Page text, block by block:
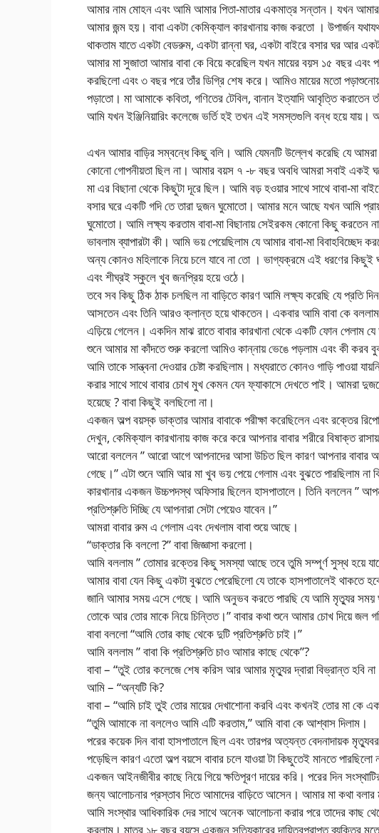
আমার নাম মোহন এবং আমি আমার পিতা-মাতার একমাত্র সন্তান। যখন
আমার জন্ম হয়। বাবা একটা কেমিক্যাল কারখানায় কাজ করতো । উপার্জন
থাকতাম যাতে একটা বেডরুম, একটা রান্না ঘর, একটা বাইরে বসার ঘর আর
আমার মা সুজাতা আমার বাবা কে বিয়ে করেছিল যখন মায়ের বয়স ১৫ বছর
করছিলো এবং ৩ বছর পরে তাঁর ডিগ্রি শেষ করে। আমিও মায়ের মতো পড়াশুনোয়
পড়াতো। মা আমাকে কবিতা, গণিতের টেবিল, বানান ইত্যাদি আবৃত্তি
আমি যখন ইঞ্জিনিয়ারিং কলেজে ভর্তি হই তখন এই সমস্তগুলি বন্ধ হয়ে যায়।
এখন আমার বাড়ির সম্বন্ধে কিছু বলি। আমি যেমনটি উল্লেখ করেছি যে আমরা
কোনো গোপনীয়তা ছিল না। আমার বয়স ৭ -৮ বছর অবধি আমরা সবাই একই
মা এর বিছানা থেকে কিছুটা দূরে ছিল। আমি বড় হওয়ার সাথে সাথে বাবা-মা
বসার ঘরে একটি গদি তে তারা দুজন ঘুমোতো। আমার মনে আছে যখন আমি
ঘুমোতো। আমি লক্ষ্য করতাম বাবা-মা বিছানায় সেইরকম কোনো কিছু করতেন না
ভাবলাম ব্যাপারটা কী। আমি ভয় পেয়েছিলাম যে আমার বাবা-মা
অন্য কোনও মহিলাকে নিয়ে চলে যাবে না তো । ভাগ্যক্রমে এই ধরণের কিছুই
এবং শীঘ্রই স্কুলে খুব জনপ্রিয় হয়ে ওঠে।
তবে সব কিছু ঠিক ঠাক চলছিল না বাড়িতে কারণ আমি লক্ষ্য করেছি যে প্রতি
আসতেন এবং তিনি আরও ক্লান্ত হয়ে থাকতেন। একবার আমি বাবা কে বললাম
এড়িয়ে গেলেন। একদিন মাঝ রাতে বাবার কারখানা থেকে একটি ফোন পেলাম
শুনে আমার মা কাঁদতে শুরু করলো আমিও কান্নায় ভেঙে পড়লাম এবং কী করব
আমি তাকে সান্ত্বনা দেওয়ার চেষ্টা করছিলাম। মধ্যরাতে কোনও গাড়ি পাওয়া
করার সাথে সাথে বাবার চোখ মুখ কেমন যেন ফ্যাকাসে দেখতে পাই। আমরা
হয়েছে ? বাবা কিছুই বলছিলো না।
একজন অল্প বয়স্ক ডাক্তার আমার বাবাকে পরীক্ষা করেছিলেন এবং রক্তের
দেখুন, কেমিক্যাল কারখানায় কাজ করে করে আপনার বাবার শরীরে বিষাক্ত
আরো বললেন ” আরো আগে আপনাদের আসা উচিত ছিল কারণ আপনার বাবার
গেছে।” এটা শুনে আমি আর মা খুব ভয় পেয়ে গেলাম এবং বুঝতে পারছিলাম না
কারখানার একজন উচ্চপদস্থ অফিসার ছিলেন হাসপাতালে। তিনি বললেন ”
প্রতিশ্রুতি দিচ্ছি যে আপনারা সেটা পেয়েও যাবেন।”
আমরা বাবার রুম এ গেলাম এবং দেখলাম বাবা শুয়ে আছে।
“ডাক্তার কি বললো ?” বাবা জিজ্ঞাসা করলো।
আমি বললাম ” তোমার রক্তের কিছু সমস্যা আছে তবে তুমি সম্পূর্ণ সুস্থ হয়ে
আমার বাবা যেন কিছু একটা বুঝতে পেরেছিলো যে তাকে হাসপাতালেই
জানি আমার সময় এসে গেছে। আমি অনুভব করতে পারছি যে আমি মৃত্যুর সময়
তোকে আর তোর মাকে নিয়ে চিন্তিত।” বাবার কথা শুনে আমার চোখ দিয়ে জল
বাবা বললো “আমি তোর কাছ থেকে দুটি প্রতিশ্রুতি চাই।”
আমি বললাম ” বাবা কি প্রতিশ্রুতি চাও আমার কাছে থেকে”?
বাবা – “তুই তোর কলেজে শেষ করিস আর আমার মৃত্যুর দ্বারা বিভ্রান্ত হবি
আমি – “অন্যটি কি?
বাবা – “আমি চাই তুই তোর মায়ের দেখাশোনা করবি এবং কখনই তোর মা কে
“তুমি আমাকে না বললেও আমি এটি করতাম,” আমি বাবা কে আশ্বাস দিলাম।
পরের কয়েক দিন বাবা হাসপাতালে ছিল এবং তারপর অত্যন্ত বেদনাদায়ক
পড়েছিল কারণ এতো অল্প বয়সে বাবার চলে যাওয়া টা কিছুতেই মানতে
একজন আইনজীবীর কাছে নিয়ে গিয়ে ক্ষতিপূরণ দায়ের করি। পরের দিন
জন্য আলোচনার প্রস্তাব দিতে আমাদের বাড়িতে আসেন। আমার মা কথা বলার
আমি সংস্থার আধিকারিক দের সাথে অনেক আলোচনা করার পরে তাদের কাছ
করলাম। মাত্র ১৮ বছর বয়সে একজন সত্যিকারের দায়িত্বপ্রাপ্ত ব্যক্তির